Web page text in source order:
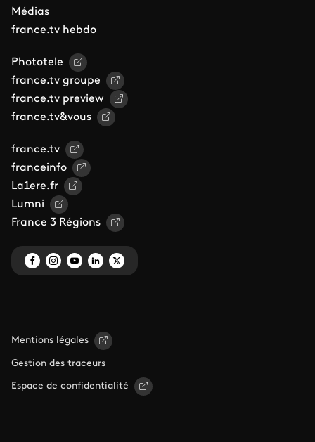
Médias
france.tv hebdo
Phototele
france.tv groupe
france.tv preview
france.tv&vous
france.tv
franceinfo
La1ere.fr
Lumni
France 3 Régions
Mentions légales
Gestion des traceurs
Espace de confidentialité